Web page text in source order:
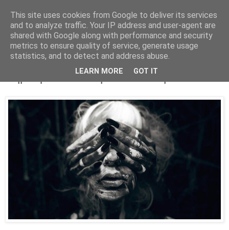
Parakato.gr
Προ των πυλών... η εκτροπή στη
Δημοκρατία και τη Δικαιοσύνη
This site uses cookies from Google to deliver its services
and to analyze traffic. Your IP address and user-agent are
shared with Google along with performance and security
metrics to ensure quality of service, generate usage
statistics, and to detect and address abuse.
LEARN MORE GOT IT